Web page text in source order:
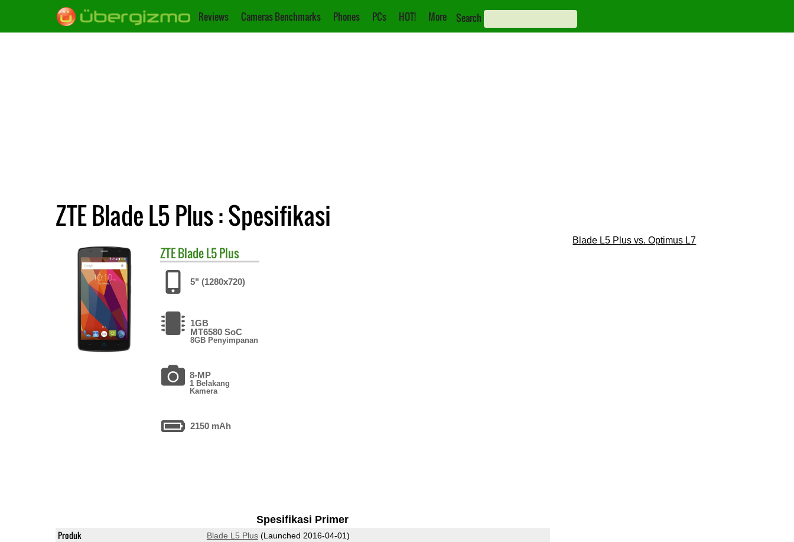
Reviews Cameras Benchmarks Phones PCs HOT! More Search
ZTE Blade L5 Plus : Spesifikasi
ZTEBlade L5 Plus
5" (1280x720)
1GB
MT6580 SoC
8GB Penyimpanan
8-MP
1 Belakang
Kamera
2150 mAh
Spesifikasi Primer
Produk Blade L5 Plus(Launched 2016-04-01)
Blade L5 Plus vs. Optimus L7